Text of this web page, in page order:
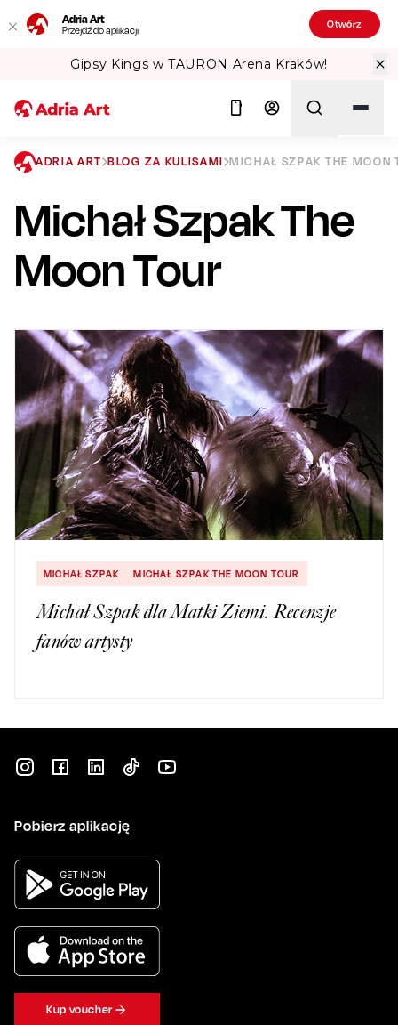
Adria Art
Przejdź do aplikacji Otwórz
Arena Kraków! Sprawdź
Szukaj
ADRIA ART BLOG ZA KULISAMI MICHAŁ SZPAK THE MOON
Michał Szpak The
Moon Tour
MICHAŁ SZPAK MICHAŁ SZPAK THE MOON TOUR
Michał Szpak dla Matki Ziemi. Recenzje
fanów artysty
Pobierz aplikację
Kup voucher